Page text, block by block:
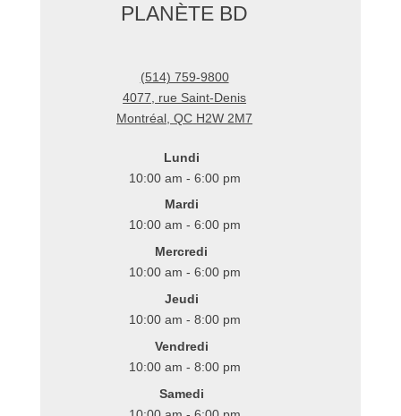
PLANÈTE BD
(514) 759-9800
4077, rue Saint-Denis
Montréal ,QC H2W 2M7
Lundi
10:00 am - 6:00 pm
Mardi
10:00 am - 6:00 pm
Mercredi
10:00 am - 6:00 pm
Jeudi
10:00 am - 8:00 pm
Vendredi
10:00 am - 8:00 pm
Samedi